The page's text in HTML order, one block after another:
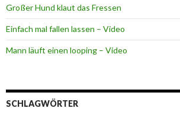
Großer Hund klaut das Fressen
Einfach mal fallen lassen – Video
Mann läuft einen looping – Video
SCHLAGWÖRTER